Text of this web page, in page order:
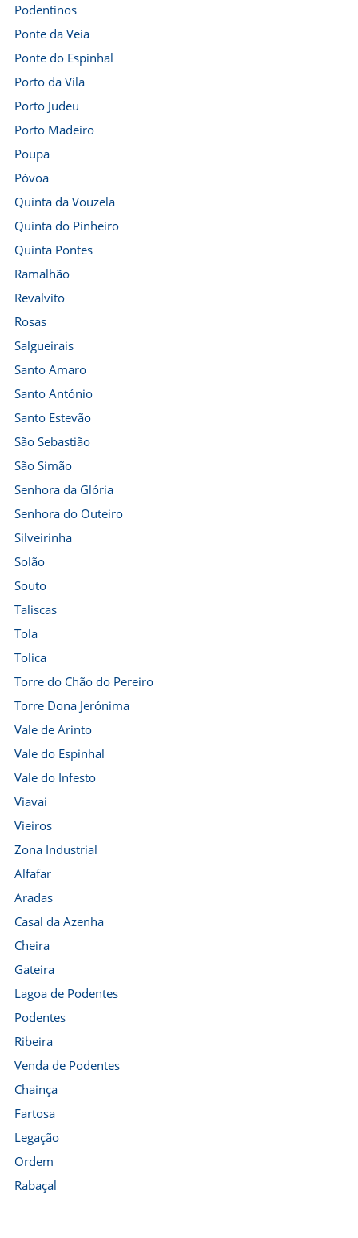
Podentinos
Ponte da Veia
Ponte do Espinhal
Porto da Vila
Porto Judeu
Porto Madeiro
Poupa
Póvoa
Quinta da Vouzela
Quinta do Pinheiro
Quinta Pontes
Ramalhão
Revalvito
Rosas
Salgueirais
Santo Amaro
Santo António
Santo Estevão
São Sebastião
São Simão
Senhora da Glória
Senhora do Outeiro
Silveirinha
Solão
Souto
Taliscas
Tola
Tolica
Torre do Chão do Pereiro
Torre Dona Jerónima
Vale de Arinto
Vale do Espinhal
Vale do Infesto
Viavai
Vieiros
Zona Industrial
Alfafar
Aradas
Casal da Azenha
Cheira
Gateira
Lagoa de Podentes
Podentes
Ribeira
Venda de Podentes
Chainça
Fartosa
Legação
Ordem
Rabaçal